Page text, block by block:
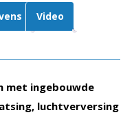
Video
met ingebouwde
luchtverversing